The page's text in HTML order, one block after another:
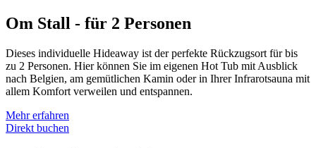
Om Stall - für 2 Personen
Dieses individuelle Hideaway ist der perfekte Rückzugsort für bis
zu 2 Personen. Hier können Sie im eigenen Hot Tub mit Ausblick
nach Belgien, am gemütlichen Kamin oder in Ihrer Infrarotsauna mit
allem Komfort verweilen und entspannen.
Mehr erfahren
Direkt buchen